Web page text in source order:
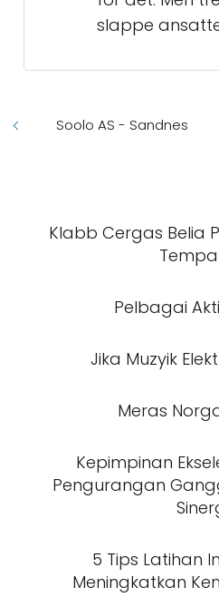
slappe
Soolo AS - Sandnes
Klabb Cergas Belia
Pelbagai
Jika Muzyik
Meras
Kepimpinan
Pengurangan
5 Tips Latihan
Meningkatkan